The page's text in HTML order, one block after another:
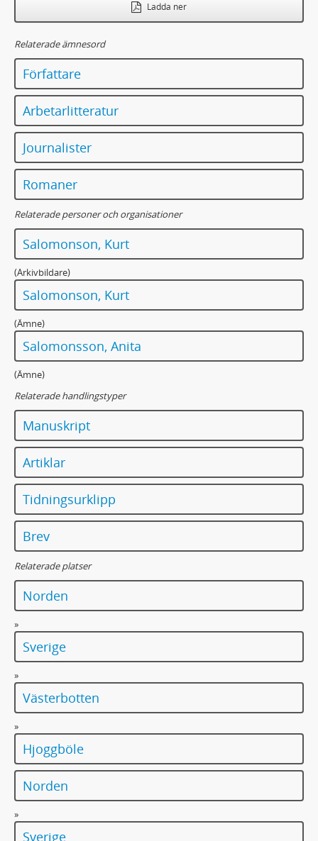
Ladda ner
Relaterade ämnesord
Författare
Arbetarlitteratur
Journalister
Romaner
Relaterade personer och organisationer
Salomonson, Kurt
(Arkivbildare)
Salomonson, Kurt
(Ämne)
Salomonsson, Anita
(Ämne)
Relaterade handlingstyper
Manuskript
Artiklar
Tidningsurklipp
Brev
Relaterade platser
Norden
»
Sverige
»
Västerbotten
»
Hjoggböle
Norden
»
Sverige